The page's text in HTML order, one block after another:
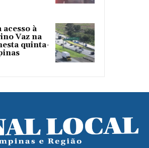
à
Vaz na
quinta-